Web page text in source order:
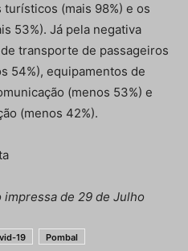
(mais 98%) e os
53%). Já pela negativa
transporte de passageiros
54%), equipamentos de
(menos 53%) e
(menos 42%).
impressa de 29 de Julho
19 Pombal